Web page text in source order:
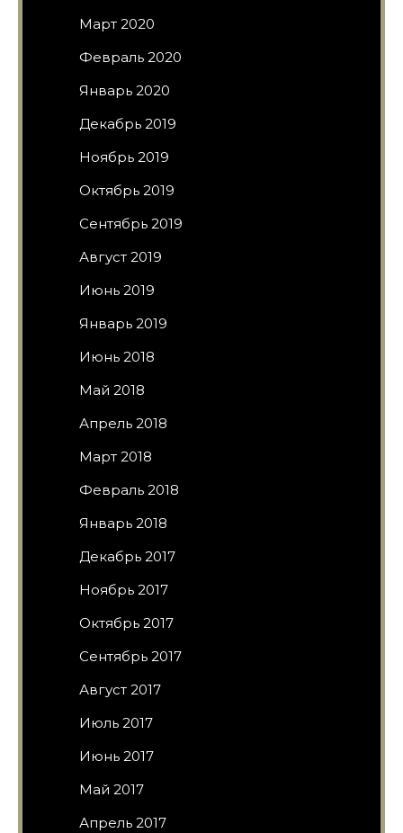
Март 2020
Февраль 2020
Январь 2020
Декабрь 2019
Ноябрь 2019
Октябрь 2019
Сентябрь 2019
Август 2019
Июнь 2019
Январь 2019
Июнь 2018
Май 2018
Апрель 2018
Март 2018
Февраль 2018
Январь 2018
Декабрь 2017
Ноябрь 2017
Октябрь 2017
Сентябрь 2017
Август 2017
Июль 2017
Июнь 2017
Май 2017
Апрель 2017